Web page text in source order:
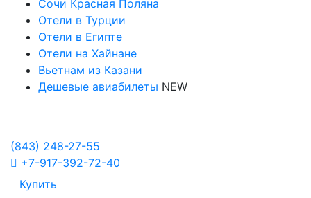
Сочи Красная Поляна
Отели в Турции
Отели в Египте
Отели на Хайнане
Вьетнам из Казани
Дешевые авиабилеты NEW
(843) 248-27-55
+7-917-392-72-40
Купить